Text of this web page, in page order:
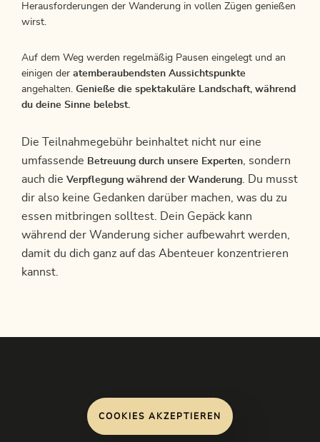
Herausforderungen der Wanderung in vollen Zügen genießen
wirst.
Auf dem Weg werden regelmäßig Pausen eingelegt und an
einigen der atemberaubendsten Aussichtspunkte
angehalten. Genieße die spektakuläre Landschaft, während
du deine Sinne belebst.
Die Teilnahmegebühr beinhaltet nicht nur eine
umfassende Betreuung durch unsere Experten , sondern
auch die Verpflegung während der Wanderung . Du musst
dir also keine Gedanken darüber machen, was du zu
essen mitbringen solltest. Dein Gepäck kann
während der Wanderung sicher aufbewahrt werden,
damit du dich ganz auf das Abenteuer konzentrieren
kannst.
COOKIES AKZEPTIEREN